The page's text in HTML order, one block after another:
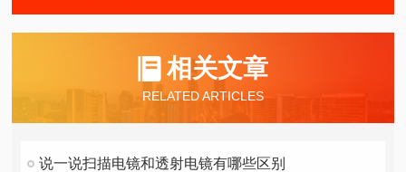
相关文章
RELATED ARTICLES
说一说扫描电镜和透射电镜有哪些区别